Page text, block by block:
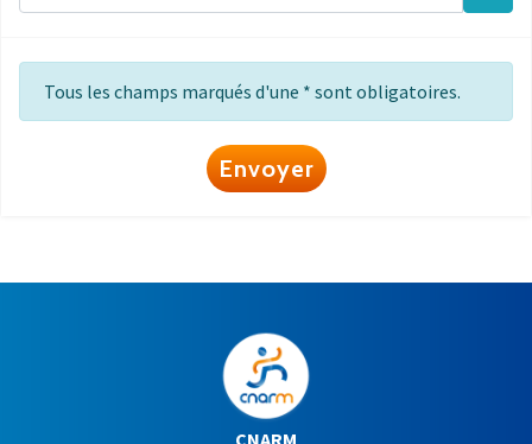
Tous les champs marqués d'une * sont obligatoires.
Envoyer
CNARM